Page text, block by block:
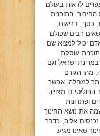
לראות בעולם
התוכנית
כסף, בריאות,
רבים שכולם
יכול למצוא שם
עוסקת
ישראל וגם
מהו הגורם
למחלה. אפשר
בו מצוייה
ופתרונות
את נושא החינוך
אליה, כדבר
שאינו מגיע